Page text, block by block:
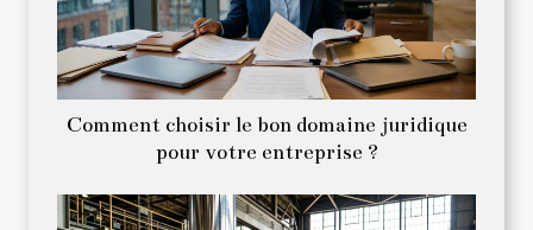
Comment choisir le bon domaine juridique
pour votre entreprise ?